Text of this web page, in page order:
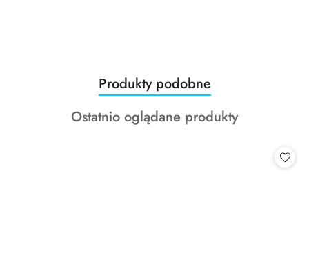
Pomiń karuzelę produktów
Produkty
o
statusie:
Produkty podobne
Produkty
Ostatnio oglądane produkty